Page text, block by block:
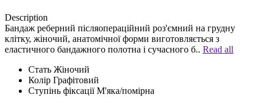
Description
Бандаж реберний післяопераційний роз'ємний на грудну
клітку, жіночий, анатомічної форми виготовляється з
еластичного бандажного полотна і сучасного б.. Read all
Стать Жіночий
Колір Графітовий
Ступінь фіксації М'яка/помірна